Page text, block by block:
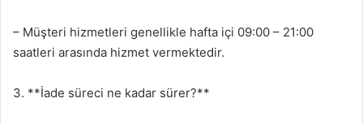
– Müşteri hizmetleri genellikle hafta içi 09:00 – 21:00
saatleri arasında hizmet vermektedir.
3. **İade süreci ne kadar sürer?**